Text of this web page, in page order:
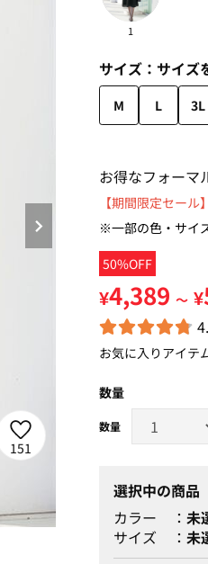
151
1
サイズ： サイズ
M L 3L
お得なフォーマ
50%OFF
【期間限定セー
※一部の色・サイ
¥4,389 ～ ¥
お気に入りアイテ
数量
選択中の商品
カラー
未
サイズ
未